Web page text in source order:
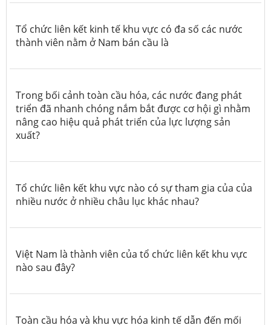
Tổ chức liên kết kinh tế khu vực có đa số các nước
thành viên nằm ở Nam bán cầu là
Trong bối cảnh toàn cầu hóa, các nước đang phát
triển đã nhanh chóng nắm bắt được cơ hội gì nhằm
nâng cao hiệu quả phát triển của lực lượng sản
xuất?
Tổ chức liên kết khu vực nào có sự tham gia của của
nhiều nước ở nhiều châu lục khác nhau?
Việt Nam là thành viên của tổ chức liên kết khu vực
nào sau đây?
Toàn cầu hóa và khu vực hóa kinh tế dẫn đến mối